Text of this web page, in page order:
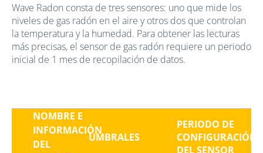
Wave Radon consta de tres sensores: uno que mide los
niveles de gas radón en el aire y otros dos que controlan
la temperatura y la humedad. Para obtener las lecturas
más precisas, el sensor de gas radón requiere un periodo
inicial de 1 mes de recopilación de datos.
NOMBRE E
INFORMACIÓN
DEL
UMBRALES
PERIODO DE
CONFIGURACIÓN
DEL SENSOR